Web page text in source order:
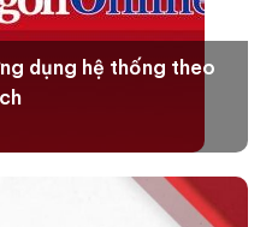
dụng hệ thống theo